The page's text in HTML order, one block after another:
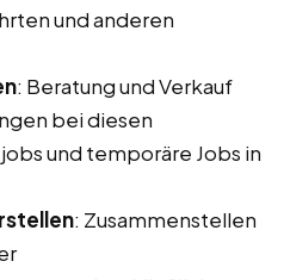
und anderen
: Beratung und Verkauf
bei diesen
und temporäre Jobs in
: Zusammenstellen